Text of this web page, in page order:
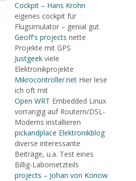
Cockpit – Hans Krohn
eigenes cockpit für
Flugsimulator – genial gut
Geoff's projects nette
Projekte mit GPS
Justgeekviele
Elektronikprojekte
Mikrocontroller.netHier lese
ich oft mit
Open WRT Embedded Linux
vorrangig auf Routern/DSL-
Modems installieren
pickandplace Elektronikblog
diverse interessante
Beiträge, u.a. Test eines
Billig-Labornetzteils
projects – Johan von Konow